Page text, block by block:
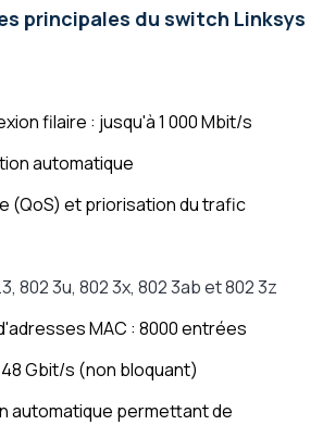
principales du switch Linksys
filaire : jusqu'à 1 000 Mbit/s
automatique
(QoS) et priorisation du trafic
802 3u, 802 3x, 802 3ab et 802 3z
MAC : 8000 entrées
Gbit/s (non bloquant)
automatique permettant de